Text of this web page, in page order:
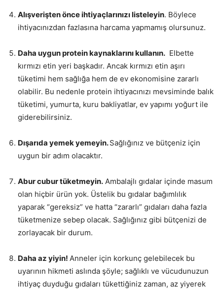
Alışverişten önce ihtiyaçlarınızı listeleyin. Böylece
ihtiyacınızdan fazlasına harcama yapmamış olursunuz.
Daha uygun protein kaynaklarını kullanın. Elbette
kırmızı etin yeri başkadır. Ancak kırmızı etin aşırı
tüketimi hem sağlığa hem de ev ekonomisine zararlı
olabilir. Bu nedenle protein ihtiyacınızı mevsiminde balık
tüketimi, yumurta, kuru bakliyatlar, ev yapımı yoğurt ile
giderebilirsiniz.
Dışarıda yemek yemeyin.Sağlığınız ve bütçeniz için
uygun bir adım olacaktır.
Abur cubur tüketmeyin. Ambalajlı gıdalar içinde masum
olan hiçbir ürün yok. Üstelik bu gıdalar bağımlılık
yaparak “gereksiz” ve hatta “zararlı” gıdaları daha fazla
tüketmenize sebep olacak. Sağlığınız gibi bütçenizi de
zorlayacak bir durum.
Daha az yiyin! Anneler için korkunç gelebilecek bu
uyarının hikmeti aslında şöyle; sağlıklı ve vücudunuzun
ihtiyaç duyduğu gıdaları tükettiğiniz zaman, az yiyerek